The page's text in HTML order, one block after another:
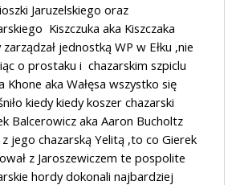
Jaruzelskiego oraz
Kiszczuka aka Kiszczaka
jednostką WP w Ełku ,nie
o prostaku i chazarskim szpiclu
Khone aka Wałęsa wszystko się
kiedy kiedy koszer chazarski
Balcerowicz aka Aaron Bucholtz
jego chazarską Yelitą ,to co Gierek
z Jaroszewiczem te pospolite
hordy dokonali najbardziej